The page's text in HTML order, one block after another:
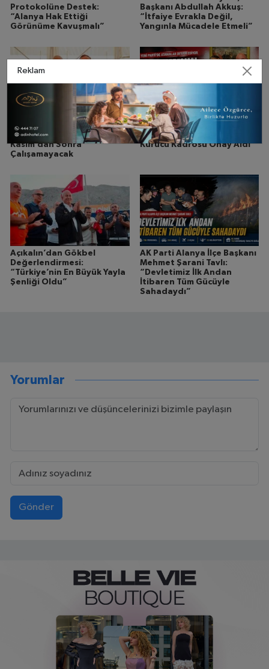
Protokolüne Destek:
“Alanya Hak Ettiği
Görünüme Kavuşmalı”
Başkanı Abdullah Akkuş:
“İtfaiye Evrakla Değil,
Yangınla Mücadele Etmeli”
İskele’de Yeni Dönem:
Ruhsatsız Tekneler 1
Kasım’dan Sonra
Çalışamayacak
Alanya’da Siyasi
Hareketlilik: Yeni Parti’nin
Kurucu Kadrosu Onay Aldı
Açıkalın’dan Gökbel
Değerlendirmesi:
“Türkiye’nin En Büyük Yayla
Şenliği Oldu”
AK Parti Alanya İlçe Başkanı
Mehmet Şarani Tavlı:
“Devletimiz İlk Andan
İtibaren Tüm Gücüyle
Sahadaydı”
Yorumlar
Gönder
Reklam